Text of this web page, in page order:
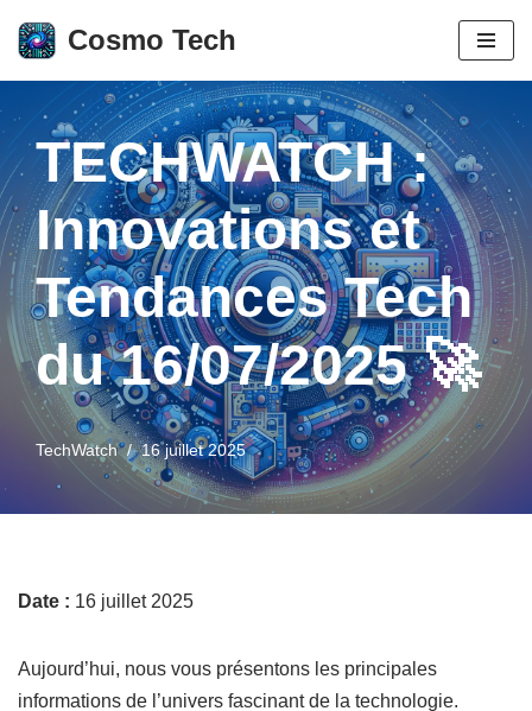
Aller
contenu
Cosmo Tech
TECHWATCH :
Innovations et
Tendances Tech
du 16/07/2025 🚀
TechWatch 16 juillet 2025
Date : 16 juillet 2025
Aujourd’hui, nous vous présentons les principales
informations de l’univers fascinant de la technologie.